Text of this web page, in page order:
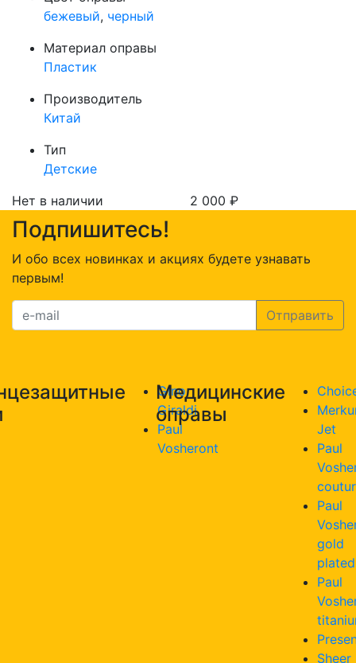
бежевый, черный
Материал оправы
Пластик
Производитель
Китай
Тип
Детские
Нет в наличии
2 000 ₽
Подпишитесь!
И обо всех новинках и акциях будете узнавать
первым!
Gino
Giraldi
Paul
Vosheront
Медицинские
оправы
Jet
Paul
Paul
gold
plated
Paul
Sheer